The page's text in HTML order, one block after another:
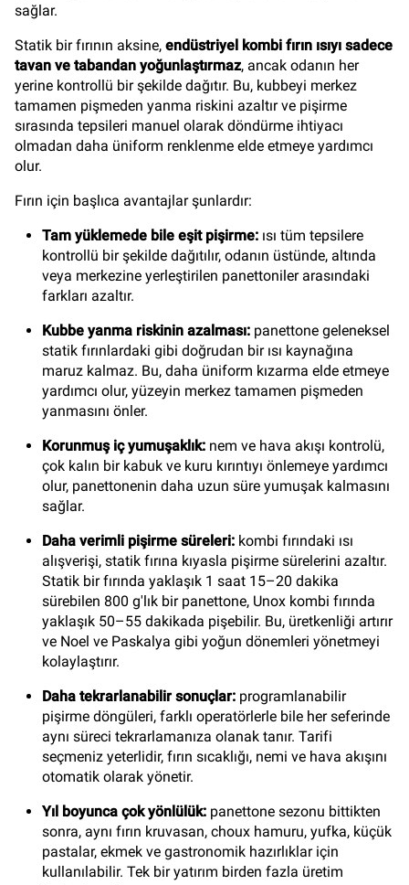
sağlar.
Statik bir fırının aksine, endüstriyel kombi fırın ısıyı sadece
tavan ve tabandan yoğunlaştırmaz, ancak odanın her
yerine kontrollü bir şekilde dağıtır. Bu, kubbeyi merkez
tamamen pişmeden yanma riskini azaltır ve pişirme
sırasında tepsileri manuel olarak döndürme ihtiyacı
olmadan daha üniform renklenme elde etmeye yardımcı
olur.
Fırın için başlıca avantajlar şunlardır:
Tam yüklemede bile eşit pişirme: ısı tüm tepsilere
kontrollü bir şekilde dağıtılır, odanın üstünde, altında
veya merkezine yerleştirilen panettoniler arasındaki
farkları azaltır.
Kubbe yanma riskinin azalması: panettone geleneksel
statik fırınlardaki gibi doğrudan bir ısı kaynağına
maruz kalmaz. Bu, daha üniform kızarma elde etmeye
yardımcı olur, yüzeyin merkez tamamen pişmeden
yanmasını önler.
Korunmuş iç yumuşaklık: nem ve hava akışı kontrolü,
çok kalın bir kabuk ve kuru kırıntıyı önlemeye yardımcı
olur, panettonenin daha uzun süre yumuşak kalmasını
sağlar.
Daha verimli pişirme süreleri: kombi fırındaki ısı
alışverişi, statik fırına kıyasla pişirme sürelerini azaltır.
Statik bir fırında yaklaşık 1 saat 15–20 dakika
sürebilen 800 g'lık bir panettone, Unox kombi fırında
yaklaşık 50–55 dakikada pişebilir. Bu, üretkenliği artırır
ve Noel ve Paskalya gibi yoğun dönemleri yönetmeyi
kolaylaştırır.
Daha tekrarlanabilir sonuçlar: programlanabilir
pişirme döngüleri, farklı operatörlerle bile her seferinde
aynı süreci tekrarlamanıza olanak tanır. Tarifi
seçmeniz yeterlidir, fırın sıcaklığı, nemi ve hava akışını
otomatik olarak yönetir.
Yıl boyunca çok yönlülük: panettone sezonu bittikten
sonra, aynı fırın kruvasan, choux hamuru, yufka, küçük
pastalar, ekmek ve gastronomik hazırlıklar için
kullanılabilir. Tek bir yatırım birden fazla üretim